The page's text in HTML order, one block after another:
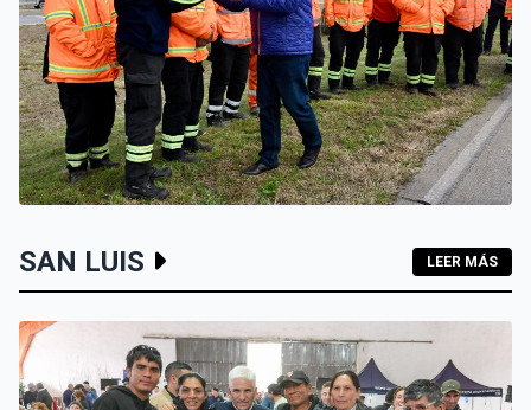
EL GOBIERNO RECONSTRUIRÁ LAS LOSAS DE LA
AUTOPISTA ENTRE VILLA MERCEDES Y FRAGA
SAN LUIS LEER MÁS